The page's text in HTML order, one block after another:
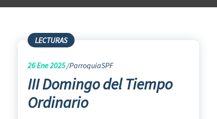
LECTURAS
26Ene 2025 ParroquiaSPF
III Domingo del Tiempo
Ordinario